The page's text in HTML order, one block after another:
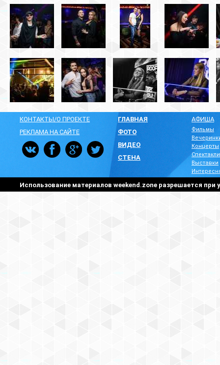
КОНТАКТЫ/О ПРОЕКТЕ
РЕКЛАМА НА САЙТЕ
ГЛАВНАЯ
ФОТО
ВИДЕО
СТЕНА
АФИША
Фильмы
Концерты
Спектакли
Выставки
Использование материалов weekend.zone разрешается